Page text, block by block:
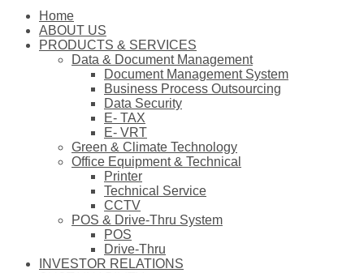
Home
ABOUT US
PRODUCTS & SERVICES
Data & Document Management
Document Management System
Business Process Outsourcing
Data Security
E- TAX
E- VRT
Green & Climate Technology
Office Equipment & Technical
Printer
Technical Service
CCTV
POS & Drive-Thru System
POS
Drive-Thru
INVESTOR RELATIONS